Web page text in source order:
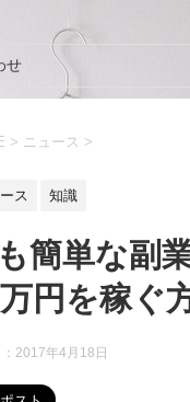
せ
> ニュース >
ス 知識
簡単な副
円を稼ぐ
2017年4月18日